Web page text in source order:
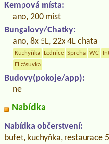
Kempová místa:
ano, 200 míst
Bungalovy/Chatky:
ano, 8x 5L, 22x 4L chata
Kuchyňka Lednice Sprcha WC
El.zásuvka
Budovy(pokoje/app):
ne
Nabídka
Nabídka občerstvení:
bufet, kuchyňka, restaurace